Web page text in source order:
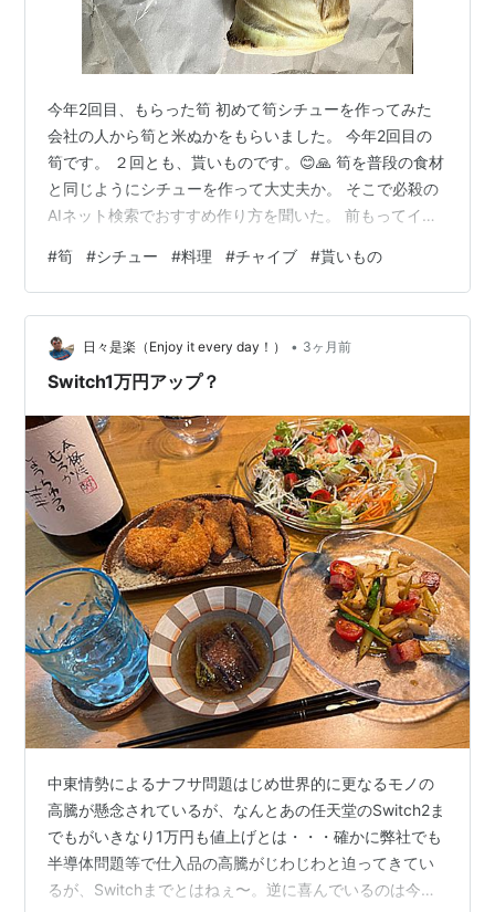
今年2回目、もらった筍 初めて筍シチューを作ってみた
会社の人から筍と米ぬかをもらいました。 今年2回目の
筍です。 ２回とも、貰いものです。😊🙏 筍を普段の食材
と同じようにシチューを作って大丈夫か。 そこで必殺の
AIネット検索でおすすめ作り方を聞いた。 前もってイチ
を油で炒め黒胡椒少々。 AIはバターをおすすめしてきま
したが家になくオリーブオイルで炒めそこに少し醤油で
味付け。 AIのポイントは和風の味付けにする事みたいで
す。 【シチューの材料】 豚 あく抜きした筍 白いぶなし
めじ 玉ねぎ にんじん じゃがいも 冷凍ブロッコリー クリ
#筍 #シチュー #料理 #チャイブ #貰いもの
日々是楽（Enjoy it every day！） • 3ヶ月前
Switch1万円アップ？
中東情勢によるナフサ問題はじめ世界的に更なるモノの
高騰が懸念されているが、なんとあの任天堂のSwitch2ま
でもがいきなり1万円も値上げとは・・・確かに弊社でも
半導体問題等で仕入品の高騰がじわじわと迫ってきてい
るが、Switchまでとはねぇ〜。逆に喜んでいるのは今春